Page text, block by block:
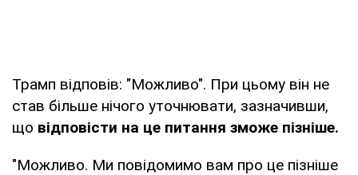
Трамп відповів: "Можливо". При цьому він не
став більше нічого уточнювати, зазначивши,
що відповісти на це питання зможе пізніше.
"Можливо. Ми повідомимо вам про це пізніше